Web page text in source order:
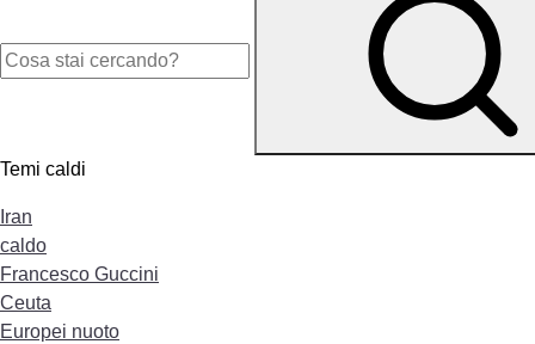
Temi caldi
Iran
caldo
Francesco Guccini
Ceuta
Europei nuoto